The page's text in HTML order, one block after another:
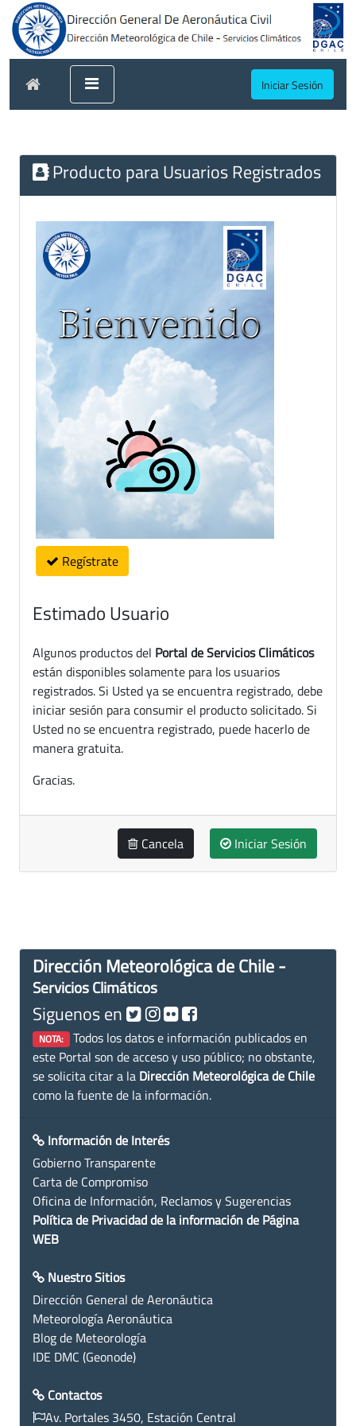
Iniciar Sesión
Producto para Usuarios Registrados
Regístrate
Estimado Usuario
Algunos productos del Portal de Servicios Climáticos
están disponibles solamente para los usuarios
registrados. Si Usted ya se encuentra registrado, debe
iniciar sesión para consumir el producto solicitado. Si
Usted no se encuentra registrado, puede hacerlo de
manera gratuita.
Gracias.
Cancela Iniciar Sesión
Dirección Meteorológica de Chile -
Servicios Climáticos
Siguenos en
NOTA: Todos los datos e información publicados en
este Portal son de acceso y uso público; no obstante,
se solicita citar a la Dirección Meteorológica de Chile
como la fuente de la información.
Información de Interés
Gobierno Transparente
Carta de Compromiso
Oficina de Información, Reclamos y Sugerencias
Política de Privacidad de la información de Página
WEB
Nuestro Sitios
Dirección General de Aeronáutica
Meteorología Aeronáutica
Blog de Meteorología
IDE DMC (Geonode)
Contactos
Av. Portales 3450, Estación Central